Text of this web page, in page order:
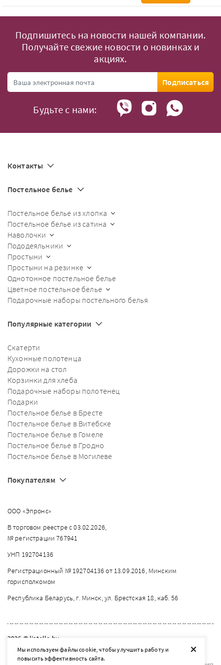
+
Мы используем файлы cookie, чтобы улучшить работу и
повысить эффективность сайта.
Подпишитесь на новости нашей компании.
Получайте свежие новости о новинках и
акциях.
Подписаться
Будьте с нами:
Контакты
Постельное белье
Постельное белье из хлопка
Постельное белье из сатина
Наволочки
Пододеяльники
Простыни
Простыни на резинке
Однотонное постельное белье
Цветное постельное белье
Подарочные наборы постельного белья
Популярные категории
Скатерти
Кухонные полотенца
Дорожки на стол
Корзинки для хлеба
Подарочные наборы полотенец
Подарки
Постельное белье в Бресте
Постельное белье в Витебске
Постельное белье в Гомеле
Постельное белье в Гродно
Постельное белье в Могилеве
Покупателям
ООО «Эпронс»
В торговом реестре с 03.02.2026,
№ регистрации 767941
УНП 192704136
Регистрационный № 192704136 от 13.09.2016, Минским
горисполкомом
Республика Беларусь, г. Минск, ул. Брестская 18, каб. 56
2026 © listelle.by
Разработка сайта — SLAM